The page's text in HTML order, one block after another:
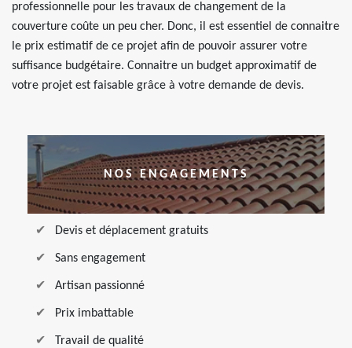
professionnelle pour les travaux de changement de la
couverture coûte un peu cher. Donc, il est essentiel de connaitre
le prix estimatif de ce projet afin de pouvoir assurer votre
suffisance budgétaire. Connaitre un budget approximatif de
votre projet est faisable grâce à votre demande de devis.
NOS ENGAGEMENTS
Devis et déplacement gratuits
Sans engagement
Artisan passionné
Prix imbattable
Travail de qualité